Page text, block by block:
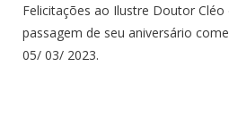
Felicitações ao Ilustre Doutor
passagem de seu aniversário
05/ 03/ 2023.